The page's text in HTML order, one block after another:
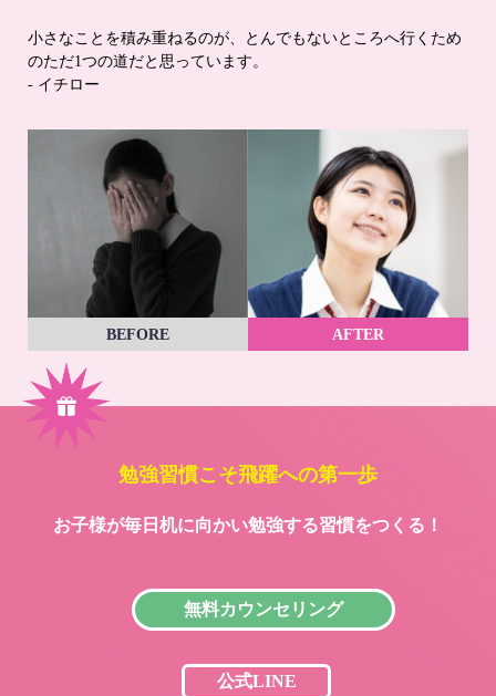
小さなことを積み重ねるのが、とんでもないところへ行くため
のただ1つの道だと思っています。
- イチロー
BEFORE AFTER
勉強習慣こそ飛躍への第一歩
お子様が毎日机に向かい勉強する習慣をつくる！
無料カウンセリング
公式LINE